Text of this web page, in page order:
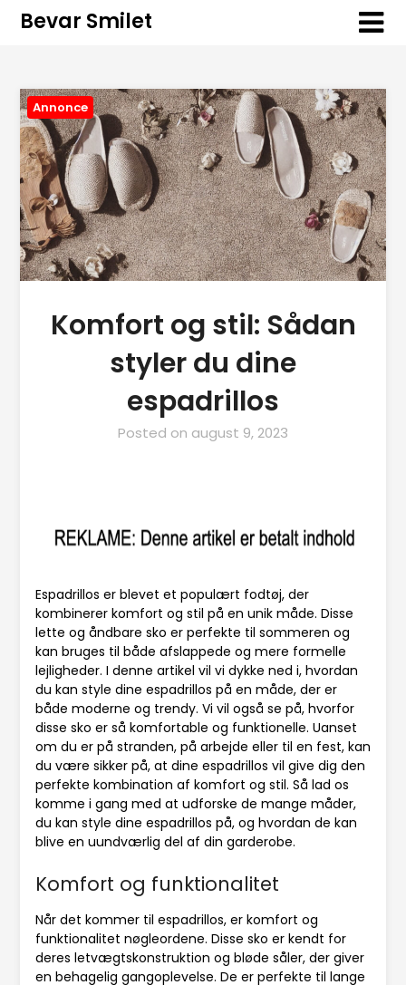
Bevar Smilet
Annonce
Komfort og stil: Sådan
styler du dine
espadrillos
Posted on august 9, 2023
Espadrillos er blevet et populært fodtøj, der
kombinerer komfort og stil på en unik måde. Disse
lette og åndbare sko er perfekte til sommeren og
kan bruges til både afslappede og mere formelle
lejligheder. I denne artikel vil vi dykke ned i, hvordan
du kan style dine espadrillos på en måde, der er
både moderne og trendy. Vi vil også se på, hvorfor
disse sko er så komfortable og funktionelle. Uanset
om du er på stranden, på arbejde eller til en fest, kan
du være sikker på, at dine espadrillos vil give dig den
perfekte kombination af komfort og stil. Så lad os
komme i gang med at udforske de mange måder,
du kan style dine espadrillos på, og hvordan de kan
blive en uundværlig del af din garderobe.
Komfort og funktionalitet
Når det kommer til espadrillos, er komfort og
funktionalitet nøgleordene. Disse sko er kendt for
deres letvægtskonstruktion og bløde såler, der giver
en behagelig gangoplevelse. De er perfekte til lange